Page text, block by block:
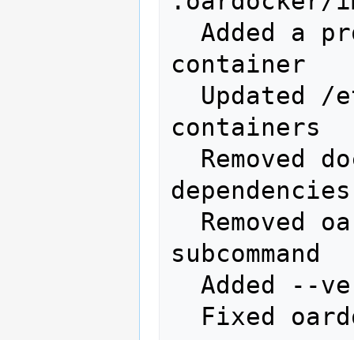
container
containers
dependencies
subcommand